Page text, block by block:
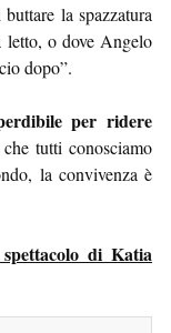
la spazzatura
letto, o dove Angelo
dopo”.
per ridere
che tutti conosciamo
la convivenza è
di Katia